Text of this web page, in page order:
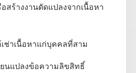
สร้างงานดัดแปลงจากเนื้อหา
ช่าเนื้อหาแก่บุคคลที่สาม
นแปลงข้อความลิขสิทธิ์